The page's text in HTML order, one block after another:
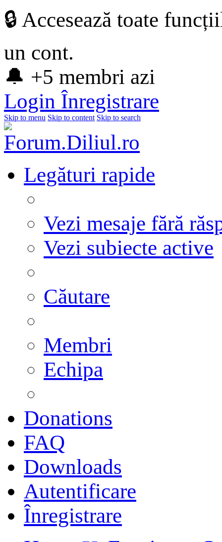
🔒 Accesează toate
un cont.
🔔 +5 membri azi
Login Înregistrare
Skip to menu Skip to content Skip to search
Legături rapide
Vezi mesaje fără
Vezi subiecte active
Căutare
Membri
Echipa
Donations
FAQ
Downloads
Autentificare
Înregistrare